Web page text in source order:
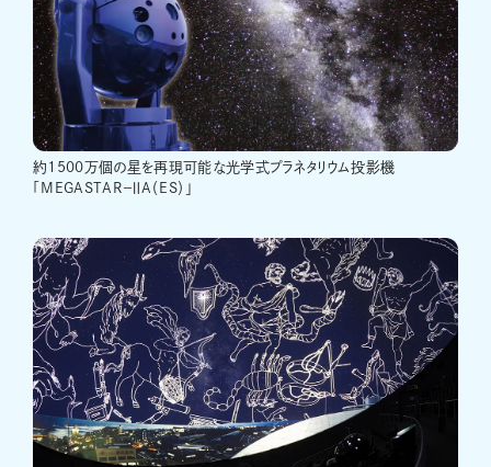
約1500万個の星を再現可能な光学式プラネタリウム投影機
「MEGASTAR−ⅡA（ES）」